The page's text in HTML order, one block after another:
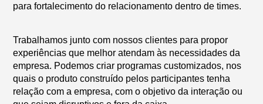
para fortalecimento do relacionamento dentro de times.
Trabalhamos junto com nossos clientes para propor
experiências que melhor atendam às necessidades da
empresa. Podemos criar programas customizados, nos
quais o produto construído pelos participantes tenha
relação com a empresa, com o objetivo da interação ou